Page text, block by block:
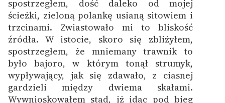
Dane fundacji i
sprawozdania finansowe
Regulamin darowizn
Informacja o treściach
wrażliwych
Deklaracja dostępności
spostrzegłem, dość daleko od mojej
ścieżki, zieloną polankę usianą sitowiem i
trzcinami. Zwiastowało mi to bliskość
źródła. W istocie, skoro się zbliżyłem,
spostrzegłem, że mniemany trawnik to
było bajoro, w którym tonął strumyk,
wypływający, jak się zdawało, z ciasnej
gardzieli między dwiema skałami.
Wywnioskowałem stąd, iż idąc pod bieg